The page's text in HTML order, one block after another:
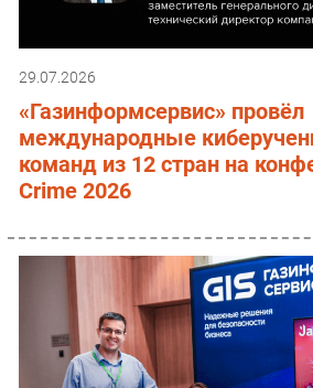
29.07.2026
«Газинформсервис» провёл
международные
команд из 12 стран на
Crime 2026